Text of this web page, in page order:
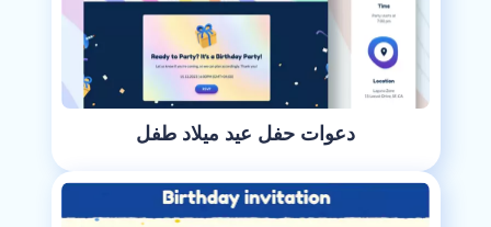
دعوات حفل عيد ميلاد طفل